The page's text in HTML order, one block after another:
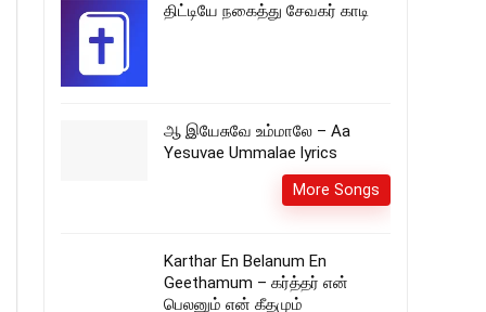
திட்டியே நகைத்து சேவகர் காடி
ஆ இயேசுவே உம்மாலே – Aa
Yesuvae Ummalae lyrics
More Songs
Karthar En Belanum En
Geethamum – கர்த்தர் என்
பெலனும் என் கீதமும்